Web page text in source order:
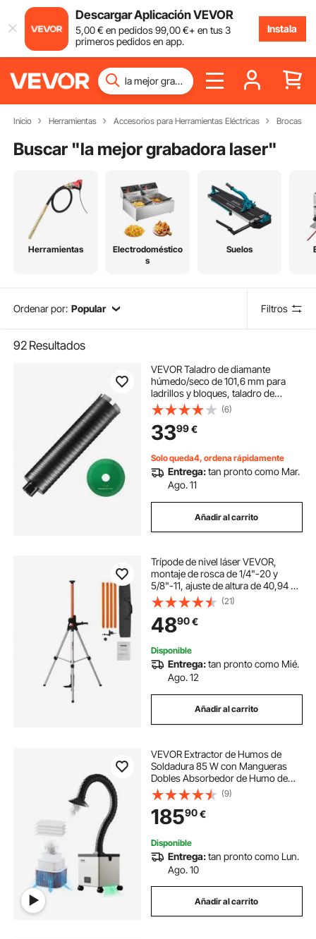
Descargar Aplicación VEVOR
5,00€ en pedidos99,00€+ en tus 3
primeros pedidos en app.
Instala
Inicio Herramientas Accesorios para Herramientas Eléctricas Brocas
Buscar "la mejor grabadora laser"
Herramientas
Electrodoméstico
s
Suelos
Ordenar por: Popular Filtros
92 Resultados
VEVOR Taladro de diamante
húmedo/seco de 101,6 mm para
ladrillos y bloques, taladro de
núcleo de hormigón con taladro
guía y hoja de sierra, 241,3 mm,
rosca hembra de 5/8"-11, soldadura
láser
(6)
3399€
Solo queda4, ordena rápidamente
Entrega:tan pronto como Mar.
Ago. 11
Añadir al carrito
Trípode de nivel láser VEVOR,
montaje de rosca de 1/4"-20 y
5/8"-11, ajuste de altura de 40,94 a
133,85 pulgadas con burbuja de
nivel y soporte resistente, poste
extensible, trípode de aluminio
liviano para escáner láser
(21)
4890€
Disponible
Entrega:tan pronto como Mié.
Ago. 12
Añadir al carrito
VEVOR Extractor de Humos de
Soldadura 85 W con Mangueras
Dobles Absorbedor de Humo de
Soldadura 200 m³/h sin Escobillas
con Filtros de 3 Etapas y 3
Velocidades para Soldadura,
Grabado Láser
(9)
18590€
Disponible
Entrega:tan pronto como Lun.
Ago. 10
Añadir al carrito